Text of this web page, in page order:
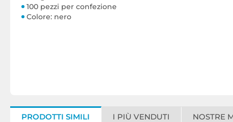
100 pezzi per confezione
Colore: nero
PRODOTTI SIMILI I PIÙ VENDUTI NOSTRE